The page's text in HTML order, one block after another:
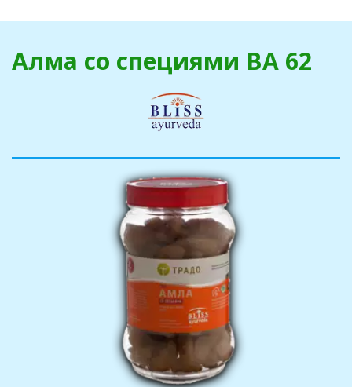
Алма со специями BA 62